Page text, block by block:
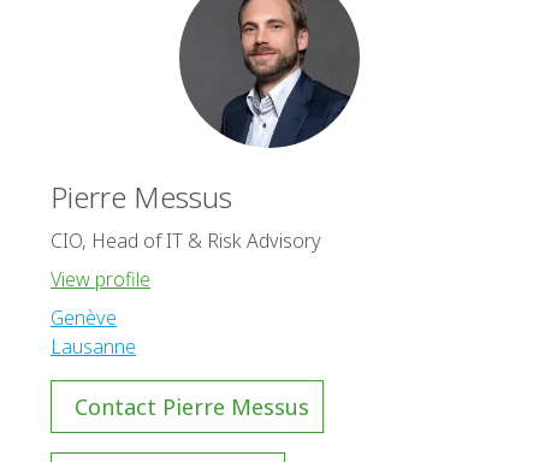
Pierre Messus
CIO, Head of IT & Risk Advisory
View profile
Genève
Lausanne
Contact Pierre Messus